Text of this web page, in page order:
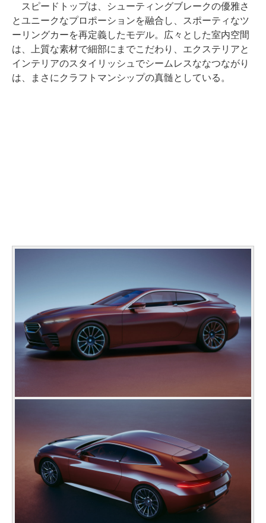
スピードトップは、シューティングブレークの優雅さ
とユニークなプロポーションを融合し、スポーティなツ
ーリングカーを再定義したモデル。広々とした室内空間
は、上質な素材で細部にまでこだわり、エクステリアと
インテリアのスタイリッシュでシームレスななつながり
は、まさにクラフトマンシップの真髄としている。